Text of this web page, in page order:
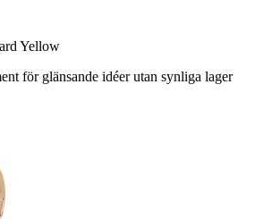
Yellow
för glänsande idéer utan synliga lager